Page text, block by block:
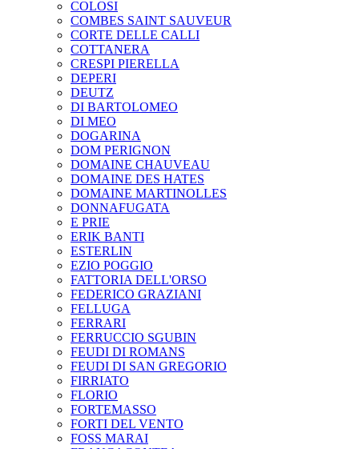
COLOSI
COMBES SAINT SAUVEUR
CORTE DELLE CALLI
COTTANERA
CRESPI PIERELLA
DEPERI
DEUTZ
DI BARTOLOMEO
DI MEO
DOGARINA
DOM PERIGNON
DOMAINE CHAUVEAU
DOMAINE DES HATES
DOMAINE MARTINOLLES
DONNAFUGATA
E PRIE
ERIK BANTI
ESTERLIN
EZIO POGGIO
FATTORIA DELL'ORSO
FEDERICO GRAZIANI
FELLUGA
FERRARI
FERRUCCIO SGUBIN
FEUDI DI ROMANS
FEUDI DI SAN GREGORIO
FIRRIATO
FLORIO
FORTEMASSO
FORTI DEL VENTO
FOSS MARAI